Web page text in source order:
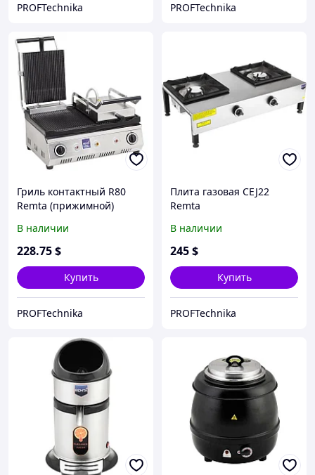
PROFTechnika PROFTechnika
Гриль контактный R80
Remta (прижимной)
В наличии
228.75$
Купить
PROFTechnika
Плита газовая CEJ22
Remta
В наличии
245$
Купить
PROFTechnika